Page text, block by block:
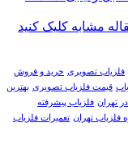
مشابه کلیک کنید
فلزیاب تصویری خرید و فروش
قیمت فلزیاب تصویری بهترین
تهران فلزیاب پیشرفته
فلزیاب تهران تعمیرات فلزیاب